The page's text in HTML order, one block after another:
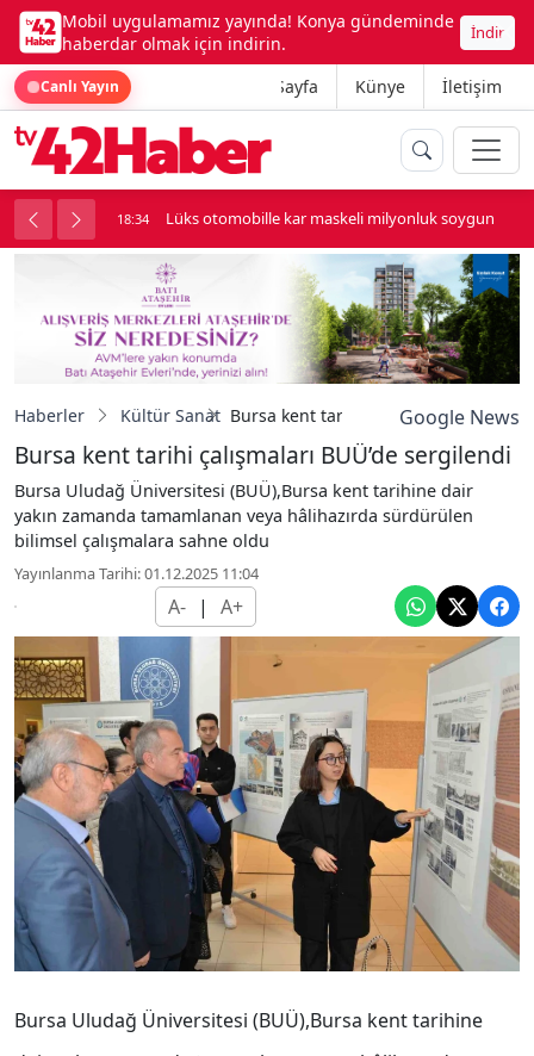
Mobil uygulamamız yayında! Konya gündeminde
haberdar olmak için indirin.
İndir
Canlı Yayın Ana Sayfa Künye İletişim
kavga çıktı 18:34 Lüks otomobille kar maskeli milyonluk soygun
Haberler Kültür Sanat Bursa kent tarihi çalışmaları BUÜ’de
Google News
Bursa kent tarihi çalışmaları BUÜ’de sergilendi
Bursa Uludağ Üniversitesi (BUÜ),Bursa kent tarihine dair
yakın zamanda tamamlanan veya hâlihazırda sürdürülen
bilimsel çalışmalara sahne oldu
Yayınlanma Tarihi: 01.12.2025 11:04
A- | A+
Bursa Uludağ Üniversitesi (BUÜ),Bursa kent tarihine